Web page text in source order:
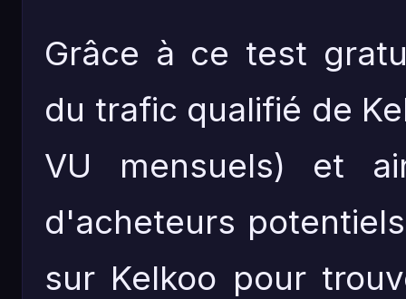
Grâce à ce test
du trafic qualifié de
VU mensuels) et
d'acheteurs
sur Kelkoo pour